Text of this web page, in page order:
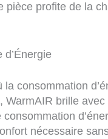
pièce profite de la
la consommation
WarmAIR brille avec
nécessaire